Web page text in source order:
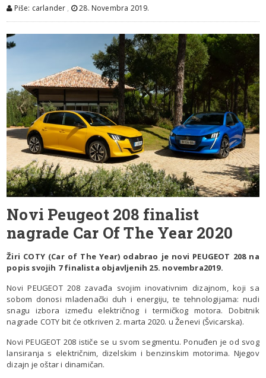
Piše: carlander , 28. Novembra 2019.
Novi Peugeot 208 finalist
nagrade Car Of The Year 2020
Žiri COTY (Car of The Year) odabrao je novi PEUGEOT 208 na
popis svojih 7 finalista objavljenih 25. novembra2019.
Novi PEUGEOT 208 zavađa svojim inovativnim dizajnom, koji sa
sobom donosi mladenački duh i energiju, te tehnologijama: nudi
snagu izbora između električnog i termičkog motora. Dobitnik
nagrade COTY bit će otkriven 2. marta 2020. u Ženevi (Švicarska).
Novi PEUGEOT 208 ističe se u svom segmentu. Ponuđen je od svog
lansiranja s električnim, dizelskim i benzinskim motorima. Njegov
dizajn je oštar i dinamičan.